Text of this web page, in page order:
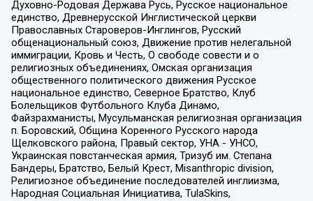
Духовно-Родовая Держава Русь, Русское национальное
единство, Древнерусской Инглистической церкви
Православных Староверов-Инглингов, Русский
общенациональный союз, Движение против нелегальной
иммиграции, Кровь и Честь, О свободе совести и о
религиозных объединениях, Омская организация
общественного политического движения Русское
национальное единство, Северное Братство, Клуб
Болельщиков Футбольного Клуба Динамо,
Файзрахманисты, Мусульманская религиозная организация
п. Боровский, Община Коренного Русского народа
Щелковского района, Правый сектор, УНА - УНСО,
Украинская повстанческая армия, Тризуб им. Степана
Бандеры, Братство, Белый Крест, Misanthropic division,
Религиозное объединение последователей инглиизма,
Народная Социальная Инициатива, TulaSkins,